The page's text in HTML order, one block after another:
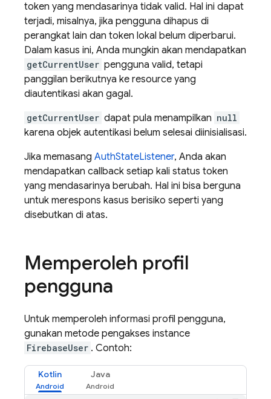
token yang mendasarinya tidak valid. Hal ini dapat
terjadi, misalnya, jika pengguna dihapus di
perangkat lain dan token lokal belum diperbarui.
Dalam kasus ini, Anda mungkin akan mendapatkan
getCurrentUser pengguna valid, tetapi
panggilan berikutnya ke resource yang
diautentikasi akan gagal.
getCurrentUser dapat pula menampilkan null
karena objek autentikasi belum selesai diinisialisasi.
Jika memasang AuthStateListener, Anda akan
mendapatkan callback setiap kali status token
yang mendasarinya berubah. Hal ini bisa berguna
untuk merespons kasus berisiko seperti yang
disebutkan di atas.
Memperoleh profil
pengguna
Untuk memperoleh informasi profil pengguna,
gunakan metode pengakses instance
FirebaseUser . Contoh:
Kotlin Java